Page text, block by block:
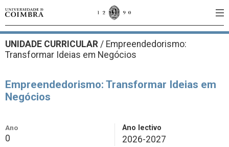
UNIDADE CURRICULAR / Empreendedorismo:
Transformar Ideias em Negócios
Empreendedorismo: Transformar Ideias em
Negócios
Ano
0
Ano lectivo
2026-2027